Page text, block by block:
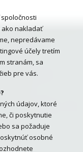
ako nakladať
nepredávame
účely tretím
stranám, sa
pre vás.
údajov, ktoré
či poskytnutie
sa požaduje
osobné